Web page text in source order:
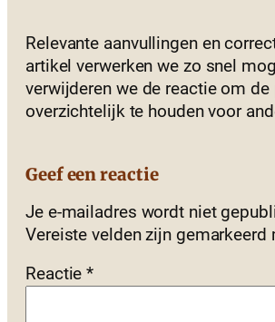
Relevante aanvullingen en
artikel verwerken we zo snel
verwijderen we de reactie om de
overzichtelijk te houden voor
Geef een reactie
Je e-mailadres wordt niet
Vereiste velden zijn
Reactie*